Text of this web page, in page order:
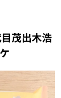
茂出木浩